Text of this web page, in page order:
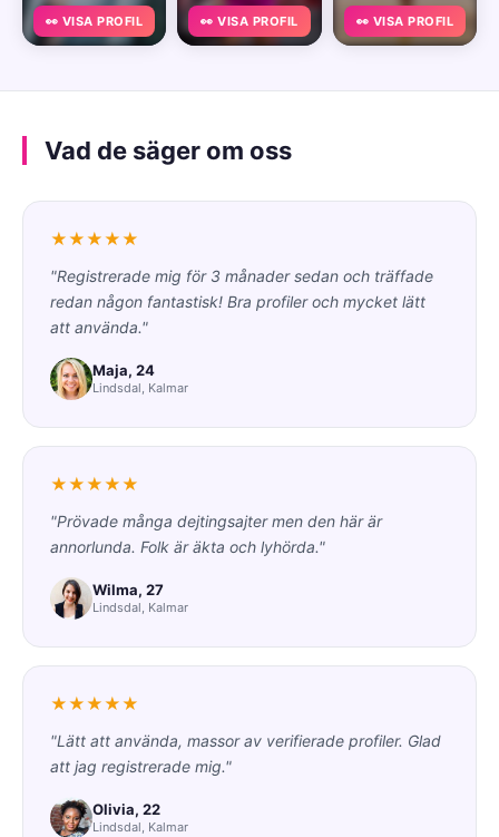
👀 VISA PROFIL 👀 VISA PROFIL 👀 VISA PROFIL
Vad de säger om oss
★★★★★
"Registrerade mig för 3 månader sedan och träffade
redan någon fantastisk! Bra profiler och mycket lätt
att använda."
Maja, 24
Lindsdal, Kalmar
★★★★★
"Prövade många dejtingsajter men den här är
annorlunda. Folk är äkta och lyhörda."
Wilma, 27
Lindsdal, Kalmar
★★★★★
"Lätt att använda, massor av verifierade profiler. Glad
att jag registrerade mig."
Olivia, 22
Lindsdal, Kalmar